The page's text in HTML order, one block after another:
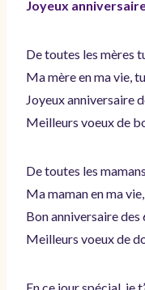
Joyeux
De toutes les mères
Ma mère en ma vie,
Joyeux anniversaire
Meilleurs voeux de
De toutes les
Ma maman en ma
Bon anniversaire des
Meilleurs voeux de
En ce jour spécial, je